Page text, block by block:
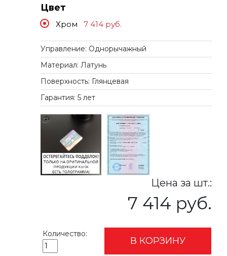
Цвет
Хром 7 414 руб.
Управление: Однорычажный
Материал: Латунь
Поверхность: Глянцевая
Гарантия: 5 лет
Цена за шт.:
7 414 руб.
Количество:
В КОРЗИНУ